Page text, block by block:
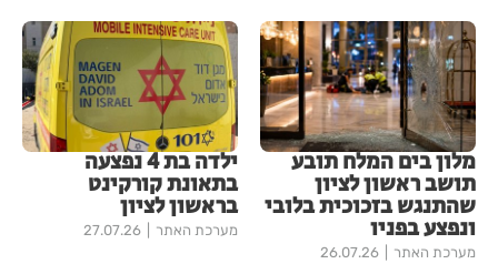
מלון בים המלח תובע
תושב ראשון לציון
שהתנגש בזכוכית בלובי
ונפצע בפניו
מערכת האתר 26.07.26
ילדה בת 4 נפצעה
בתאונת קורקינט
בראשון לציון
מערכת האתר 27.07.26